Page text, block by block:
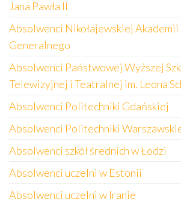
Jana Pawła II
Absolwenci Nikołajewskiej Akademii
Generalnego
Absolwenci Państwowej Wyższej
Telewizyjnej i Teatralnej im. Leona
Absolwenci Politechniki Gdańskiej
Absolwenci Politechniki
Absolwenci szkół średnich w Łodzi
Absolwenci uczelni w Estonii
Absolwenci uczelni w Iranie